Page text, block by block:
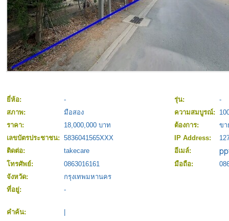
ยี่ห้อ: - รุ่น:
-
สภาพ:
มือสอง ความสมบูรณ์:
ราคา:
18,000,000 บาท ต้องการ:
ขา
เลขบัตรประชาชน: 5836041565XXX IP Address:
ติดต่อ:
takecare
อีเมล์:
โทรศัพย์:
0863016161 มือถือ:
จังหวัด:
กรุงเทพมหานคร
ที่อยู่:
-
คำค้น: